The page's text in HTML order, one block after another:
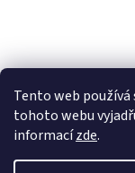
Tento web
tohoto webu
informacízde.